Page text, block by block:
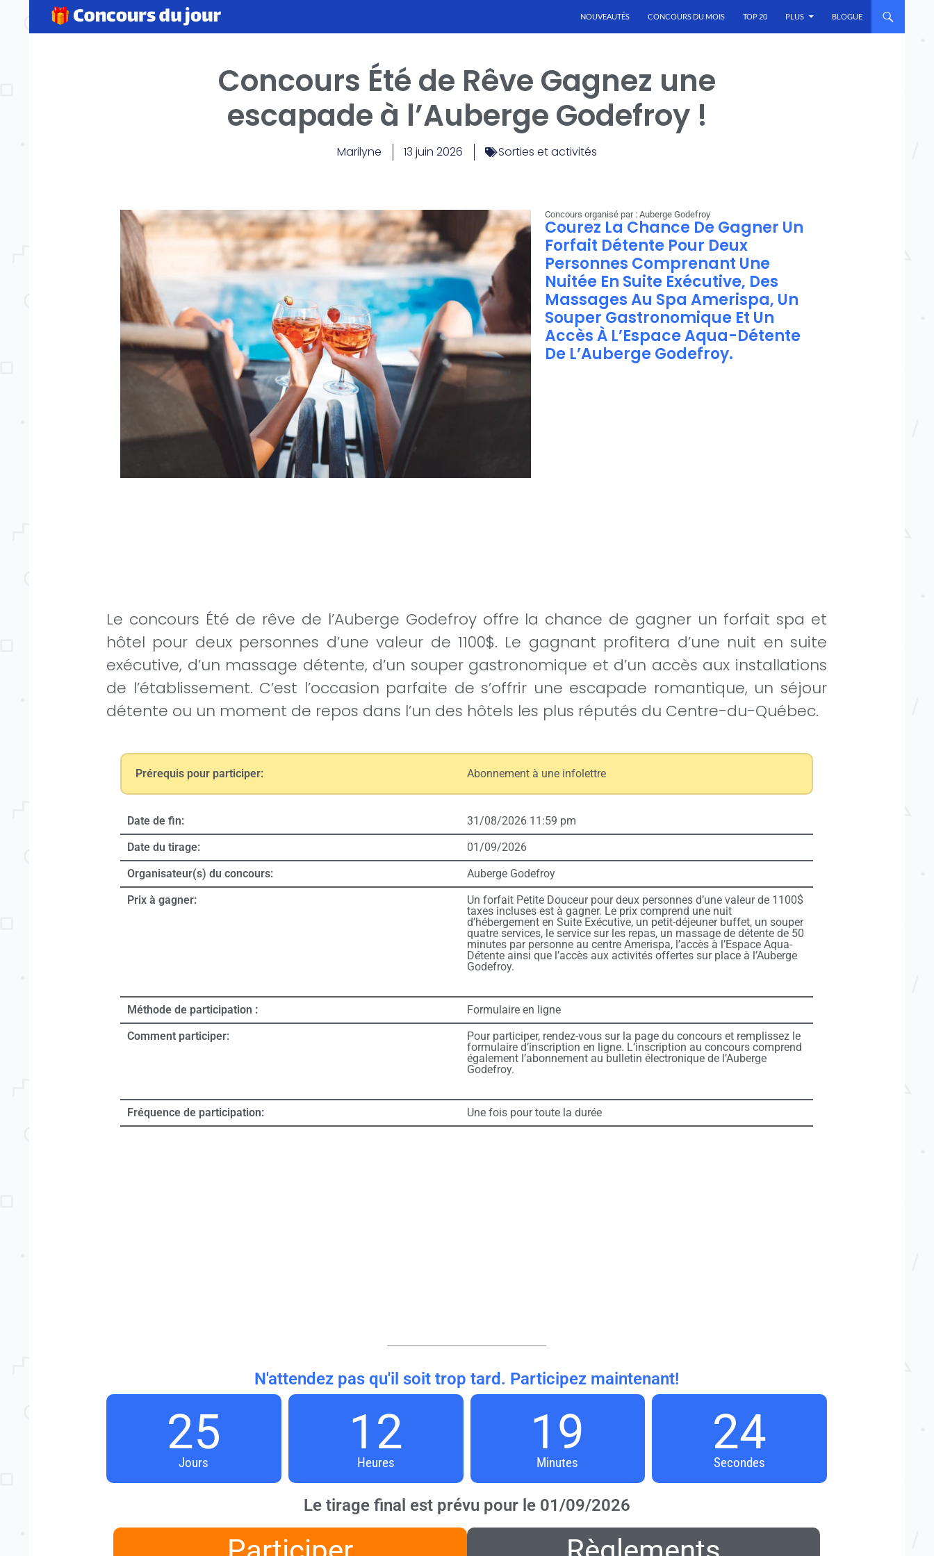
NOUVEAUTÉS CONCOURS DU MOIS TOP 20 PLUS BLOGUE
Concours Été de Rêve Gagnez une
escapade à l’Auberge Godefroy !
Marilyne 13 juin 2026 Sorties et activités
Concours organisé par : Auberge Godefroy
Courez La Chance De Gagner Un
Forfait Détente Pour Deux
Personnes Comprenant Une
Nuitée En Suite Exécutive, Des
Massages Au Spa Amerispa, Un
Souper Gastronomique Et Un
Accès À L’Espace Aqua-Détente
De L’Auberge Godefroy.
Le concours Été de rêve de l’Auberge Godefroy offre la chance de gagner un forfait spa et
hôtel pour deux personnes d’une valeur de 1100$. Le gagnant profitera d’une nuit en suite
exécutive, d’un massage détente, d’un souper gastronomique et d’un accès aux installations
de l’établissement. C’est l’occasion parfaite de s’offrir une escapade romantique, un séjour
détente ou un moment de repos dans l’un des hôtels les plus réputés du Centre-du-Québec.
Prérequis pour participer: Abonnement à une infolettre
Date de fin:
31/08/2026 11:59 pm
Date du tirage:
01/09/2026
Organisateur(s) du concours:
Auberge Godefroy
Prix à gagner:
Un forfait Petite Douceur pour deux personnes d’une valeur de 1100$
taxes incluses est à gagner. Le prix comprend une nuit
d’hébergement en Suite Exécutive, un petit-déjeuner buffet, un souper
quatre services, le service sur les repas, un massage de détente de 50
minutes par personne au centre Amerispa, l’accès à l’Espace Aqua-
Détente ainsi que l’accès aux activités offertes sur place à l’Auberge
Godefroy.
Méthode de participation :
Formulaire en ligne
Comment participer:
Pour participer, rendez-vous sur la page du concours et remplissez le
formulaire d’inscription en ligne. L’inscription au concours comprend
également l’abonnement au bulletin électronique de l’Auberge
Godefroy.
Fréquence de participation: Une fois pour toute la durée
N'attendez pas qu'il soit trop tard. Participez maintenant!
25
Jours
12
Heures
19
Minutes
22
Secondes
Le tirage final est prévu pour le 01/09/2026